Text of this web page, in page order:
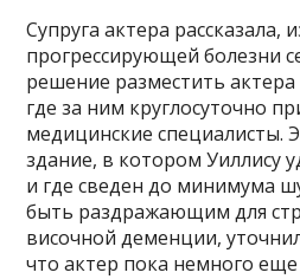
Супруга актера рассказала,
прогрессирующей болезни
решение разместить
где за ним круглосуточно
медицинские специалисты.
здание, в котором Уиллису
и где сведен до минимума
быть раздражающим для
височной деменции,
что актер пока немного